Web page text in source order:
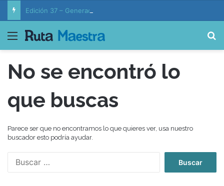
Menú
No se encontró lo
que buscas
Parece ser que no encontramos lo que quieres ver, usa nuestro
buscador esto podría ayudar.